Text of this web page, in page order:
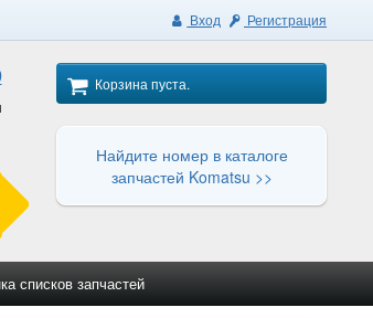
Вход Регистрация
Корзина пуста.
Найдите номер в каталоге
запчастей Komatsu >>
списков запчастей